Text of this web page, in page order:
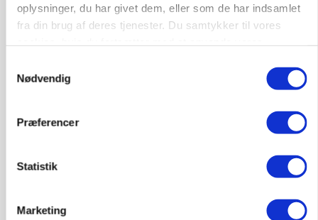
oplysninger, du har givet dem, eller som de har indsamlet
fra din brug af deres tjenester. Du samtykker til vores
Nødvendig
Præferencer
Statistik
Marketing
LEDER
økoproduktion
HØST-TOUR